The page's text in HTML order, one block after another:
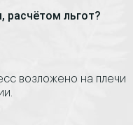
расчётом льгот?
возложено на плечи